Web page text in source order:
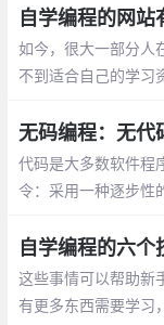
标准化编程语言相比
自学编程的网站
如今，很大一部分人
不到适合自己的学习
l，你可以通过它学
无码编程：无代
代码是大多数软件程
令：采用一种逐步性
技能有时很吃香。
自学编程的六个
这些事情可以帮助新
有更多东西需要学习